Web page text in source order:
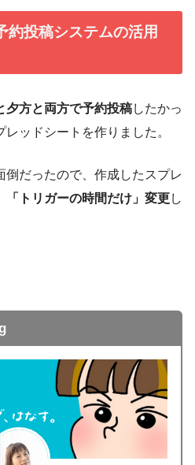
投稿システムの活用
夕方と両方で予約投稿したかっ
ッドシートを作りました。
倒だったので、作成したスプレ
「トリガーの時間だけ」変更し